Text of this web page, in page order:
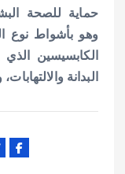
حماية للصحة
وهو بأشواط نوع
الكابسيسين
البدانة